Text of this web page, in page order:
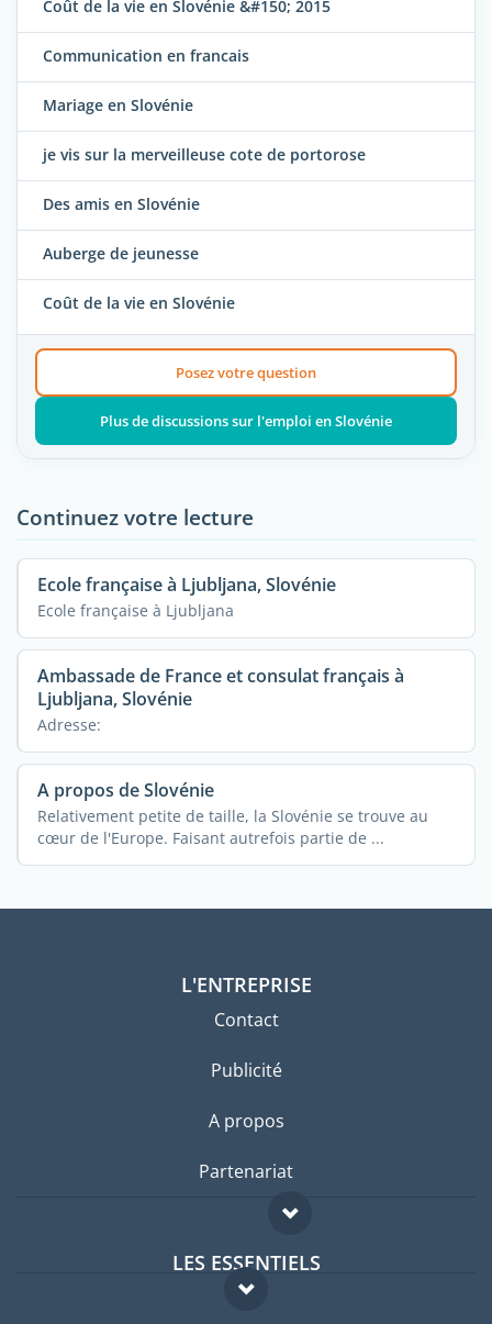
Coût de la vie en Slovénie &#150; 2015
Communication en francais
Mariage en Slovénie
je vis sur la merveilleuse cote de portorose
Des amis en Slovénie
Auberge de jeunesse
Coût de la vie en Slovénie
Posez votre question
Plus de discussions sur l'emploi en Slovénie
Continuez votre lecture
Ecole française à Ljubljana, Slovénie
Ecole française à Ljubljana
Ambassade de France et consulat français à
Ljubljana, Slovénie
Adresse:
A propos de Slovénie
Relativement petite de taille, la Slovénie se trouve au
cœur de l'Europe. Faisant autrefois partie de ...
L'ENTREPRISE
Contact
Publicité
A propos
Partenariat
LES ESSENTIELS
Forum expatriés